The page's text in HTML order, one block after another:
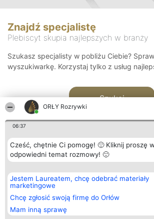
ORŁY Rozrywki
06:37
Cześć, chętnie Ci pomogę! 🙂 Kliknij proszę
odpowiedni temat rozmowy! 🙂
Jestem Laureatem, chcę odebrać materiały
marketingowe
Chcę zgłosić swoją firmę do Orłów
Mam inną sprawę
Znajdź specjalistę
Plebiscyt skupia najlepszych w branży
Szukasz specjalisty w pobliżu Ciebie?
wyszukiwarkę. Korzystaj tylko z usług
Szukaj
Organizator plebiscytu
Bright Side Solutions sp. z o.
o. sp. k.
ul. Ruska 22
Wrocław 50-079
KRS 0000749100 | Regon
381313360 | NIP 8943132676
Plebiscyt
Laureaci
wszystkich
Laureatów
Regulamin